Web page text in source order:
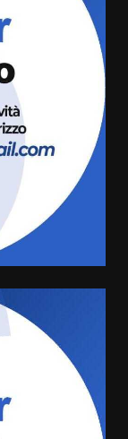
sera
Uccio De
gli studenti
“La strada
in
dal